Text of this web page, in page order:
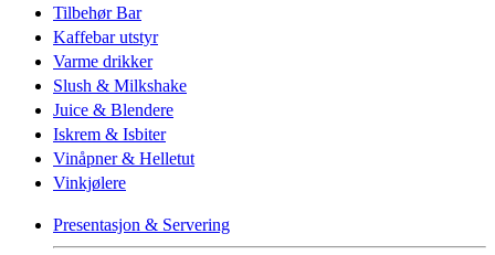
Tilbehør Bar
Kaffebar utstyr
Varme drikker
Slush & Milkshake
Juice & Blendere
Iskrem & Isbiter
Vinåpner & Helletut
Vinkjølere
Presentasjon & Servering